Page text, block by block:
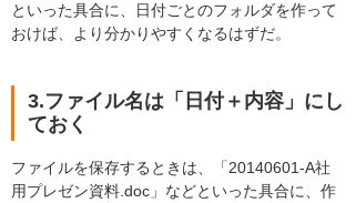
といった具合に、日付ごとのフォルダを作って
おけば、より分かりやすくなるはずだ。
3.ファイル名は「日付＋内容」にし
ておく
ファイルを保存するときは、「20140601-A社
用プレゼン資料.doc」などといった具合に、作